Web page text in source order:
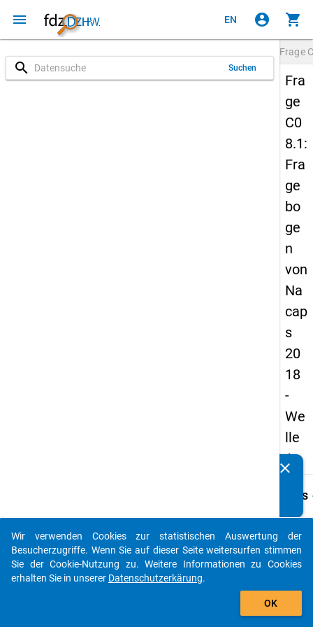
menu EN account_circle shopping_cart
search Suchen
Frage
Fra
ge
C0
8.1:
Fra
ge
bo
ge
n
von
Na
cap
s
20
18
-
We
lle
1
Details
C08.1
Ist in
clear
auto_stories
add_shopping_cart
Wir verwenden Cookies zur statistischen Auswertung der
Besucherzugriffe. Wenn Sie auf dieser Seite weitersurfen stimmen
Sie der Cookie-Nutzung zu. Weitere Informationen zu Cookies
erhalten Sie in unserer Datenschutzerkärung.
OK